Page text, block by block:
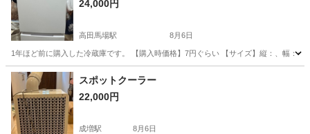
24,000円
高田馬場駅 8月6日
1年ほど前に購入した冷蔵庫です。 【購入時価格】7円ぐらい 【サイズ】縦：、幅：
東京 新宿区 高田馬場駅 キッチン家電
スポットクーラー
22,000円
成増駅 8月6日